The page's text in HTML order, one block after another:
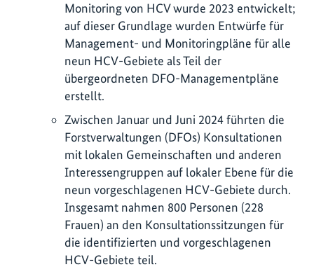
Monitoring von HCV wurde 2023 entwickelt;
auf dieser Grundlage wurden Entwürfe für
Management- und Monitoringpläne für alle
neun HCV-Gebiete als Teil der
übergeordneten DFO-Managementpläne
erstellt.
Zwischen Januar und Juni 2024 führten die
Forstverwaltungen (DFOs) Konsultationen
mit lokalen Gemeinschaften und anderen
Interessengruppen auf lokaler Ebene für die
neun vorgeschlagenen HCV-Gebiete durch.
Insgesamt nahmen 800 Personen (228
Frauen) an den Konsultationssitzungen für
die identifizierten und vorgeschlagenen
HCV-Gebiete teil.